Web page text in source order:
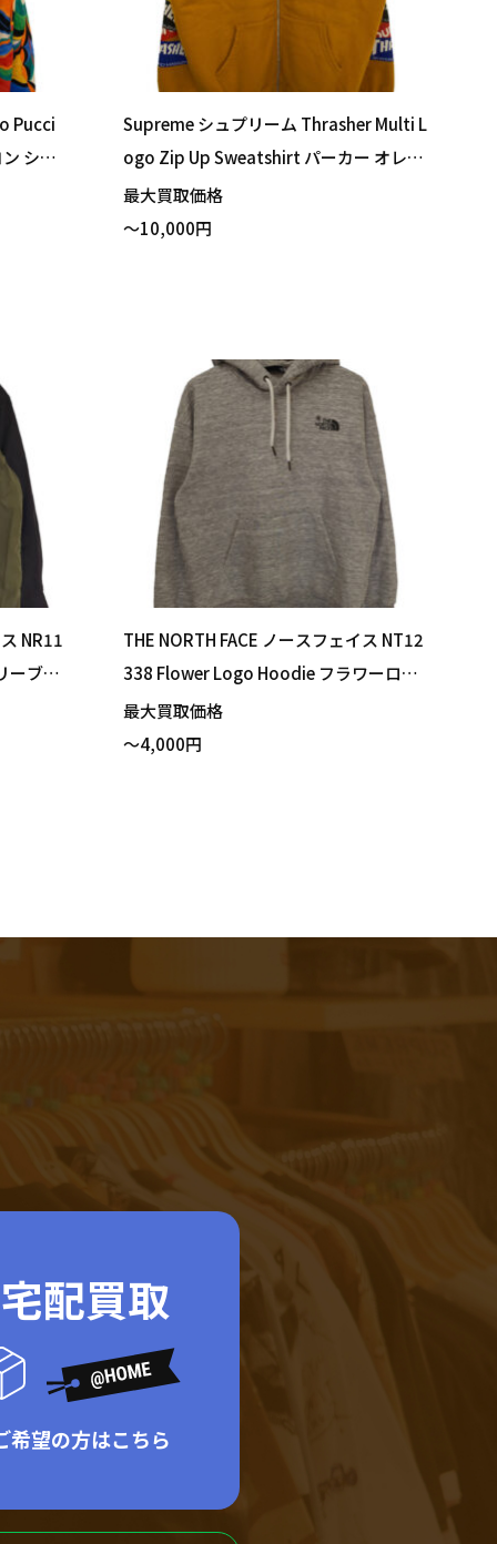
Pucci
シャ
Supreme シュプリーム Thrasher Multi L
ogo Zip Up Sweatshirt パーカー オレン
ジ Lサイズ 買い取りました！
最大買取価格
～10,000円
NR11
ーブヌ
THE NORTH FACE ノースフェイス NT12
338 Flower Logo Hoodie フラワーロゴ
フーディ パーカー ミックスグレー XSサ
イズ 買い取りました！
最大買取価格
～4,000円
配買取
希望の方はこちら